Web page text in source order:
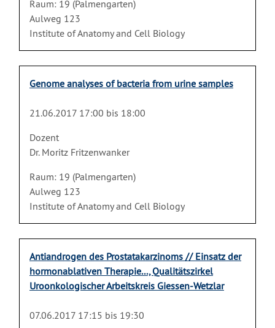
Raum: 19 (Palmengarten)
Aulweg 123
Institute of Anatomy and Cell Biology
Genome analyses of bacteria from urine samples
21.06.2017 17:00 bis 18:00
Dozent
Dr. Moritz Fritzenwanker
Raum: 19 (Palmengarten)
Aulweg 123
Institute of Anatomy and Cell Biology
Antiandrogen des Prostatakarzinoms // Einsatz der
hormonablativen Therapie..., Qualitätszirkel
Uroonkologischer Arbeitskreis Giessen-Wetzlar
07.06.2017 17:15 bis 19:30